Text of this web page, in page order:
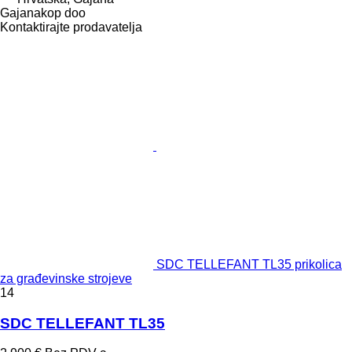
Gajanakop doo
Kontaktirajte prodavatelja
SDC TELLEFANT TL35 prikolica
za građevinske strojeve
14
SDC TELLEFANT TL35